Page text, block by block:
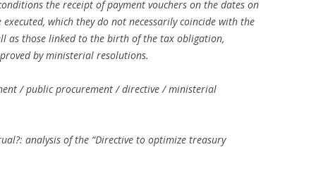
the receipt of payment vouchers on the dates on
which they do not necessarily coincide with the
as those linked to the birth of the tax obligation,
by ministerial resolutions.
/ public procurement / directive / ministerial
analysis of the “Directive to optimize treasury